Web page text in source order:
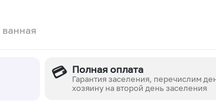
ванная
💳 Полная оплата
Гарантия заселения, перечислим
хозяину на второй день заселения